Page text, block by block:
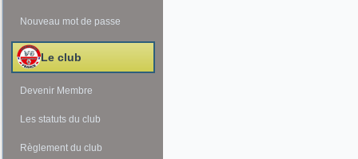
Nouveau mot de passe
Le club
Devenir Membre
Les statuts du club
Règlement du club